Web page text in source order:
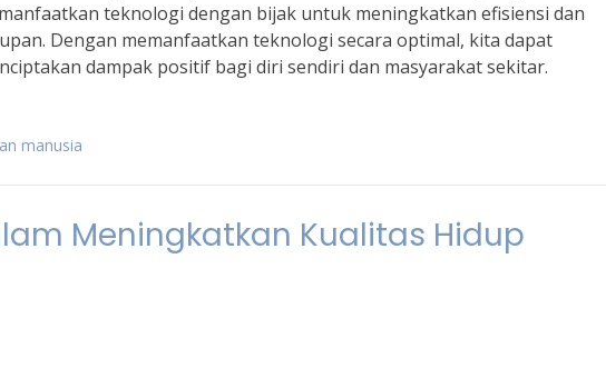
teknologi dengan bijak untuk meningkatkan efisiensi dan
Dengan memanfaatkan teknologi secara optimal, kita dapat
dampak positif bagi diri sendiri dan masyarakat sekitar.
manusia
Meningkatkan Kualitas Hidup